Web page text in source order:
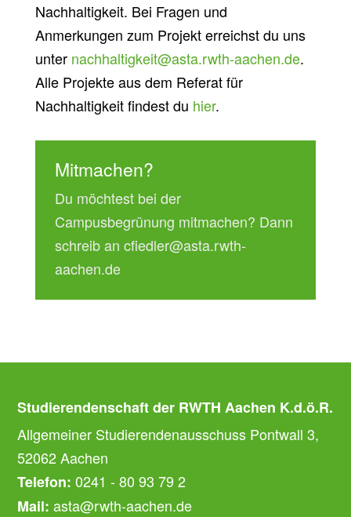
Nachhaltigkeit. Bei Fragen und
Anmerkungen zum Projekt erreichst du uns
unter nachhaltigkeit@asta.rwth-aachen.de.
Alle Projekte aus dem Referat für
Nachhaltigkeit findest du hier.
Mitmachen?
Du möchtest bei der
Campusbegrünung mitmachen? Dann
schreib an cfiedler@asta.rwth-
aachen.de
Studierendenschaft der RWTH Aachen K.d.ö.R.
Allgemeiner Studierendenausschuss Pontwall 3,
52062 Aachen
Telefon: 0241 - 80 93 79 2
Mail: asta@rwth-aachen.de